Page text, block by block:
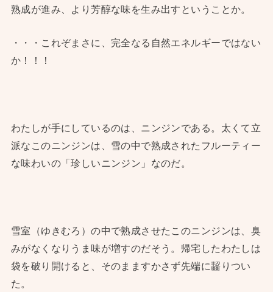
熟成が進み、より芳醇な味を生み出すということか。
・・・これぞまさに、完全なる自然エネルギーではない
か！！！
わたしが手にしているのは、ニンジンである。太くて立
派なこのニンジンは、雪の中で熟成されたフルーティー
な味わいの「珍しいニンジン」なのだ。
雪室（ゆきむろ）の中で熟成させたこのニンジンは、臭
みがなくなりうま味が増すのだそう。帰宅したわたしは
袋を破り開けると、そのまますかさず先端に齧りつい
た。